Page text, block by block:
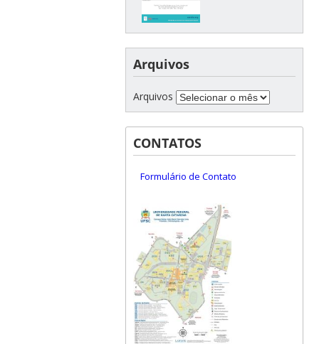
Arquivos
Arquivos
CONTATOS
Formulário de Contato